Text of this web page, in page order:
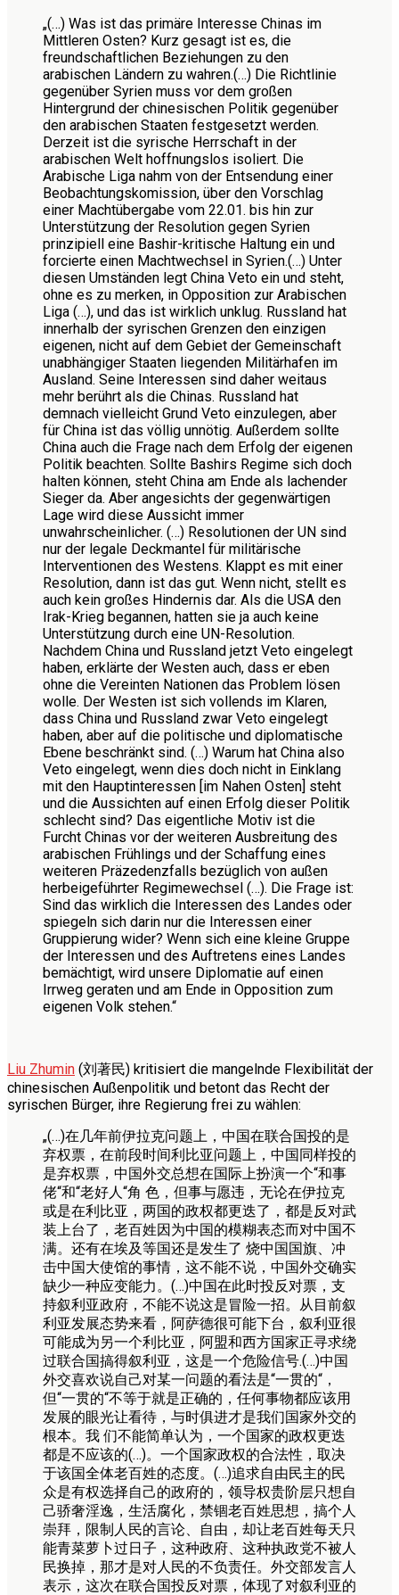
„(…) Was ist das primäre Interesse Chinas im
Mittleren Osten? Kurz gesagt ist es, die
freundschaftlichen Beziehungen zu den
arabischen Ländern zu wahren.(…) Die Richtlinie
gegenüber Syrien muss vor dem großen
Hintergrund der chinesischen Politik gegenüber
den arabischen Staaten festgesetzt werden.
Derzeit ist die syrische Herrschaft in der
arabischen Welt hoffnungslos isoliert. Die
Arabische Liga nahm von der Entsendung einer
Beobachtungskomission, über den Vorschlag
einer Machtübergabe vom 22.01. bis hin zur
Unterstützung der Resolution gegen Syrien
prinzipiell eine Bashir-kritische Haltung ein und
forcierte einen Machtwechsel in Syrien.(…) Unter
diesen Umständen legt China Veto ein und steht,
ohne es zu merken, in Opposition zur Arabischen
Liga (…), und das ist wirklich unklug. Russland hat
innerhalb der syrischen Grenzen den einzigen
eigenen, nicht auf dem Gebiet der Gemeinschaft
unabhängiger Staaten liegenden Militärhafen im
Ausland. Seine Interessen sind daher weitaus
mehr berührt als die Chinas. Russland hat
demnach vielleicht Grund Veto einzulegen, aber
für China ist das völlig unnötig. Außerdem sollte
China auch die Frage nach dem Erfolg der eigenen
Politik beachten. Sollte Bashirs Regime sich doch
halten können, steht China am Ende als lachender
Sieger da. Aber angesichts der gegenwärtigen
Lage wird diese Aussicht immer
unwahrscheinlicher. (…) Resolutionen der UN sind
nur der legale Deckmantel für militärische
Interventionen des Westens. Klappt es mit einer
Resolution, dann ist das gut. Wenn nicht, stellt es
auch kein großes Hindernis dar. Als die USA den
Irak-Krieg begannen, hatten sie ja auch keine
Unterstützung durch eine UN-Resolution.
Nachdem China und Russland jetzt Veto eingelegt
haben, erklärte der Westen auch, dass er eben
ohne die Vereinten Nationen das Problem lösen
wolle. Der Westen ist sich vollends im Klaren,
dass China und Russland zwar Veto eingelegt
haben, aber auf die politische und diplomatische
Ebene beschränkt sind. (…) Warum hat China also
Veto eingelegt, wenn dies doch nicht in Einklang
mit den Hauptinteressen [im Nahen Osten] steht
und die Aussichten auf einen Erfolg dieser Politik
schlecht sind? Das eigentliche Motiv ist die
Furcht Chinas vor der weiteren Ausbreitung des
arabischen Frühlings und der Schaffung eines
weiteren Präzedenzfalls bezüglich von außen
herbeigeführter Regimewechsel (…). Die Frage ist:
Sind das wirklich die Interessen des Landes oder
spiegeln sich darin nur die Interessen einer
Gruppierung wider? Wenn sich eine kleine Gruppe
der Interessen und des Auftretens eines Landes
bemächtigt, wird unsere Diplomatie auf einen
Irrweg geraten und am Ende in Opposition zum
eigenen Volk stehen.“
Liu Zhumin (刘著民) kritisiert die mangelnde Flexibilität der
chinesischen Außenpolitik und betont das Recht der
syrischen Bürger, ihre Regierung frei zu wählen:
„(…)在几年前伊拉克问题上，中国在联合国投的是
弃权票，在前段时间利比亚问题上，中国同样投的
是弃权票，中国外交总想在国际上扮演一个“和事
佬“和“老好人“角 色，但事与愿违，无论在伊拉克
或是在利比亚，两国的政权都更迭了，都是反对武
装上台了，老百姓因为中国的模糊表态而对中国不
满。还有在埃及等国还是发生了 烧中国国旗、冲
击中国大使馆的事情，这不能不说，中国外交确实
缺少一种应变能力。(…)中国在此时投反对票，支
持叙利亚政府，不能不说这是冒险一招。从目前叙
利亚发展态势来看，阿萨德很可能下台，叙利亚很
可能成为另一个利比亚，阿盟和西方国家正寻求绕
过联合国搞得叙利亚，这是一个危险信号.(…)中国
外交喜欢说自己对某一问题的看法是“一贯的“，
但“一贯的“不等于就是正确的，任何事物都应该用
发展的眼光让看待，与时俱进才是我们国家外交的
根本。我 们不能简单认为，一个国家的政权更迭
都是不应该的(…)。一个国家政权的合法性，取决
于该国全体老百姓的态度。(…)追求自由民主的民
众是有权选择自己的政府的，领导权贵阶层只想自
己骄奢淫逸，生活腐化，禁锢老百姓思想，搞个人
崇拜，限制人民的言论、自由，却让老百姓每天只
能青菜萝卜过日子，这种政府、这种执政党不被人
民换掉，那才是对人民的不负责任。外交部发言人
表示，这次在联合国投反对票，体现了对叙利亚的